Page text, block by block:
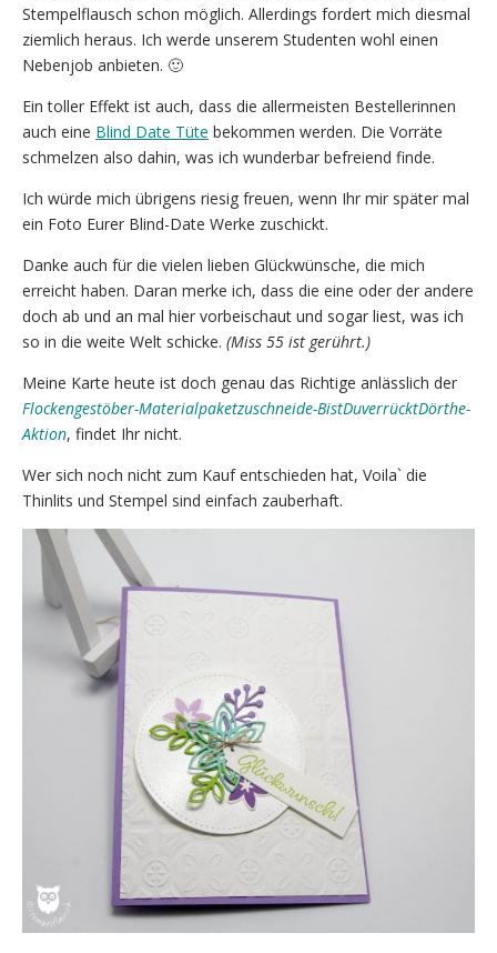
Stempelflausch schon möglich. Allerdings fordert mich diesmal
ziemlich heraus. Ich werde unserem Studenten wohl einen
Nebenjob anbieten. 🙂
Ein toller Effekt ist auch, dass die allermeisten Bestellerinnen
auch eine Blind Date Tüte bekommen werden. Die Vorräte
schmelzen also dahin, was ich wunderbar befreiend finde.
Ich würde mich übrigens riesig freuen, wenn Ihr mir später mal
ein Foto Eurer Blind-Date Werke zuschickt.
Danke auch für die vielen lieben Glückwünsche, die mich
erreicht haben. Daran merke ich, dass die eine oder der andere
doch ab und an mal hier vorbeischaut und sogar liest, was ich
so in die weite Welt schicke. (Miss 55 ist gerührt.)
Meine Karte heute ist doch genau das Richtige anlässlich der
Flockengestöber-Materialpaketzuschneide-BistDuverrücktDörthe-
Aktion, findet Ihr nicht.
Wer sich noch nicht zum Kauf entschieden hat, Voila` die
Thinlits und Stempel sind einfach zauberhaft.